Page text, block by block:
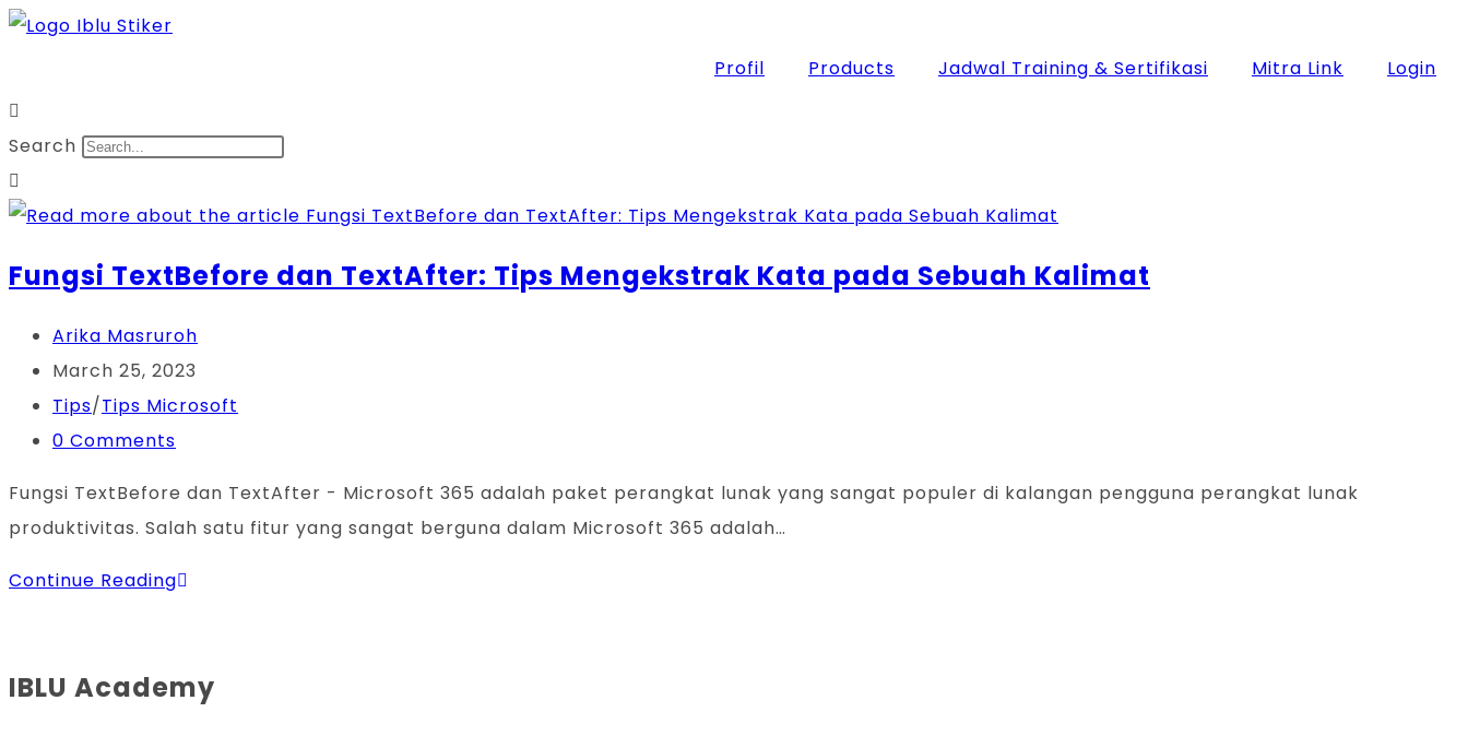
Skip
Profil Products Jadwal Training & Sertifikasi Mitra Link Login
Search
Fungsi TextBefore dan TextAfter: Tips Mengekstrak Kata pada Sebuah Kalimat
Post
author:
Arika Masruroh
Post
published:
March 25, 2023
Post
category:
Tips/Tips Microsoft
Post
0 Comments
Fungsi TextBefore dan TextAfter - Microsoft 365 adalah paket perangkat lunak yang sangat populer di kalangan pengguna perangkat lunak
produktivitas. Salah satu fitur yang sangat berguna dalam Microsoft 365 adalah…
Continue ReadingFungsi
TextAfter:
IBLU Academy